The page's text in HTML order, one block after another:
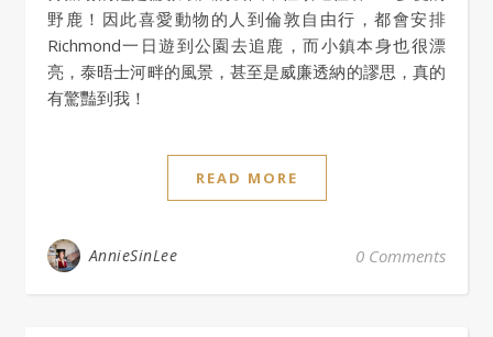
野鹿！因此喜愛動物的人到倫敦自由行，都會安排
Richmond一日遊到公園去追鹿，而小鎮本身也很漂
亮，泰晤士河畔的風景，甚至是威廉透納的謬思，真的
有驚豔到我！
READ MORE
AnnieSinLee 0 Comments